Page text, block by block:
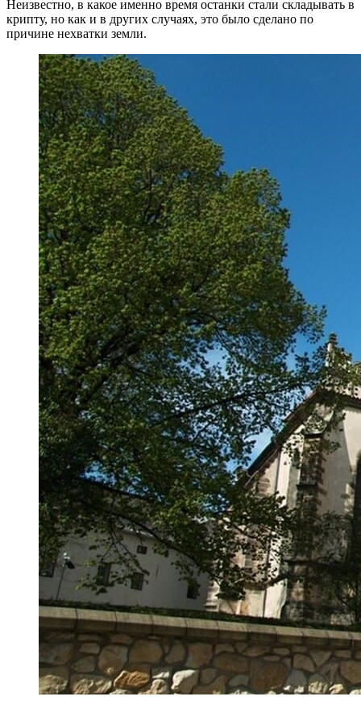
Неизвестно, в какое именно время останки стали складывать в
крипту, но как и в других случаях, это было сделано по
причине нехватки земли.